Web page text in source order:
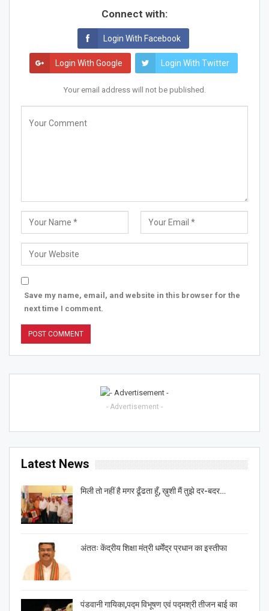
Connect with:
Login With Facebook
Login With Google Login With Twitter
Your email address will not be published.
Save my name, email, and website in this browser for the
next time I comment.
- Advertisement -
Latest News
मिली तो नहीं है मगर ढूँढता हूँ, ख़ुशी मैं तुझे दर-बदर…
अंततः केंद्रीय शिक्षा मंत्री धर्मेंद्र प्रधान का इस्तीफा
पंडवानी गायिका,पद्म विभूषण एवं पद्मश्री तीजन बाई का